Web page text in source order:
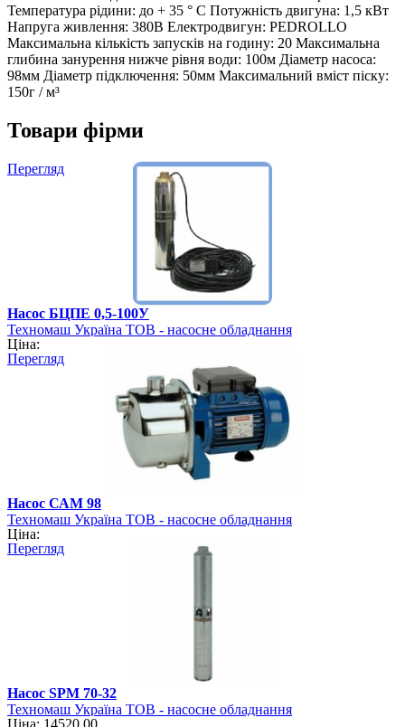
Температура рідини: до + 35 ° С Потужність двигуна: 1,5 кВт
Напруга живлення: 380В Електродвигун: PEDROLLO
Максимальна кількість запусків на годину: 20 Максимальна
глибина занурення нижче рівня води: 100м Діаметр насоса:
98мм Діаметр підключення: 50мм Максимальний вміст піску:
150г / м³
Товари фірми
Перегляд
Насос БЦПЕ 0,5-100У
Техномаш Україна ТОВ - насосне обладнання
Ціна:
Перегляд
Насос САМ 98
Техномаш Україна ТОВ - насосне обладнання
Ціна:
Перегляд
Насос SPM 70-32
Техномаш Україна ТОВ - насосне обладнання